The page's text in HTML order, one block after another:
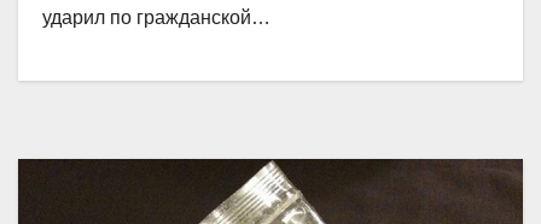
ударил по гражданской…